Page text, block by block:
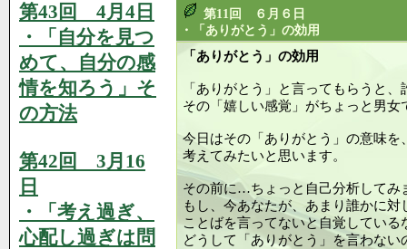
第43回 4月4日
・「自分を見つ
めて、自分の感
情を知ろう」そ
の方法
第42回 3月16
日
・「考え過ぎ、
心配し過ぎは問
第11回 ６月６日
・「ありがとう」の効用
「ありがとう」の効用
「ありがとう」と言ってもらうと
その「嬉しい感覚」がちょっと男女
今日はその「ありがとう」の意味を
考えてみたいと思います。
その前に…ちょっと自己分析してみ
もし、今あなたが、あまり誰かに
ことばを言ってないと自覚してい
どうして「ありがとう」を言わな